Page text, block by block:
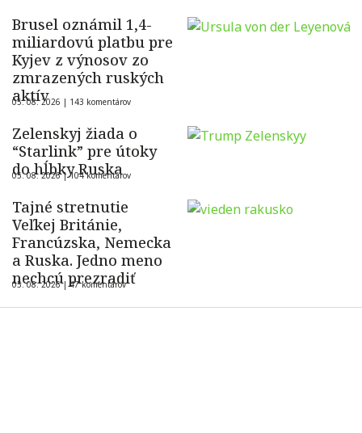
Brusel oznámil 1,4-
miliardovú platbu pre
Kyjev z výnosov zo
zmrazených ruských
aktív
05. 08. 2026 | 143 komentárov
Zelenskyj žiada o
“Starlink” pre útoky
do hĺbky Ruska
05. 08. 2026 |104 komentárov
Tajné stretnutie
Veľkej Británie,
Francúzska, Nemecka
a Ruska. Jedno meno
nechcú prezradiť
05. 08. 2026 |47 komentárov